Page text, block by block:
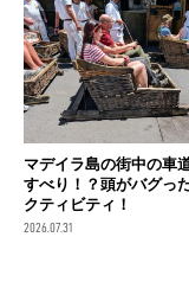
マデイラ島の街中の車
すべり！？頭がバグっ
クティビティ！
2026.07.31